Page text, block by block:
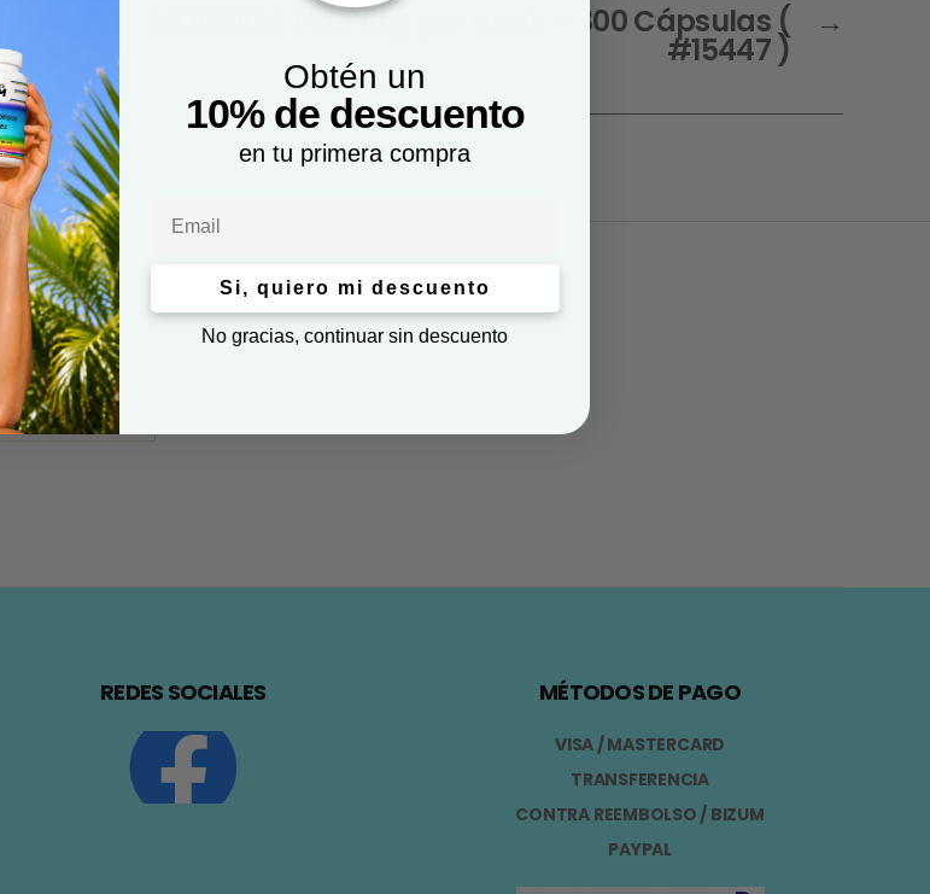
→
MORINGA 1485 mg por dosis – 300 Cápsulas (
#15447 )
REDES SOCIALES MÉTODOS DE PAGO
VISA / MASTERCARD
TRANSFERENCIA
CONTRA REEMBOLSO / BIZUM
PAYPAL
Obtén un
10% de descuento
en tu primera compra
Si, quiero mi descuento
No gracias, continuar sin descuento